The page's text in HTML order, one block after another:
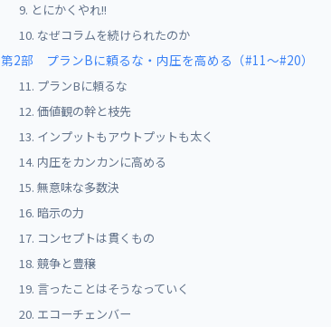
9. とにかくやれ!!
10. なぜコラムを続けられたのか
第2部 プランBに頼るな・内圧を高める（#11〜#20）
11. プランBに頼るな
12. 価値観の幹と枝先
13. インプットもアウトプットも太く
14. 内圧をカンカンに高める
15. 無意味な多数決
16. 暗示の力
17. コンセプトは貫くもの
18. 競争と豊穣
19. 言ったことはそうなっていく
20. エコーチェンバー